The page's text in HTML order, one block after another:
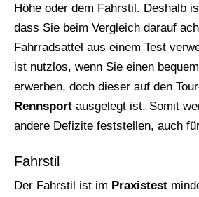
Höhe oder dem Fahrstil. Deshalb
dass Sie beim Vergleich darauf
Fahrradsattel aus einem Test
ist nutzlos, wenn Sie einen
erwerben, doch dieser auf den
Rennsport ausgelegt ist. Somit
andere Defizite feststellen, auch
Fahrstil
Der Fahrstil ist im Praxistest